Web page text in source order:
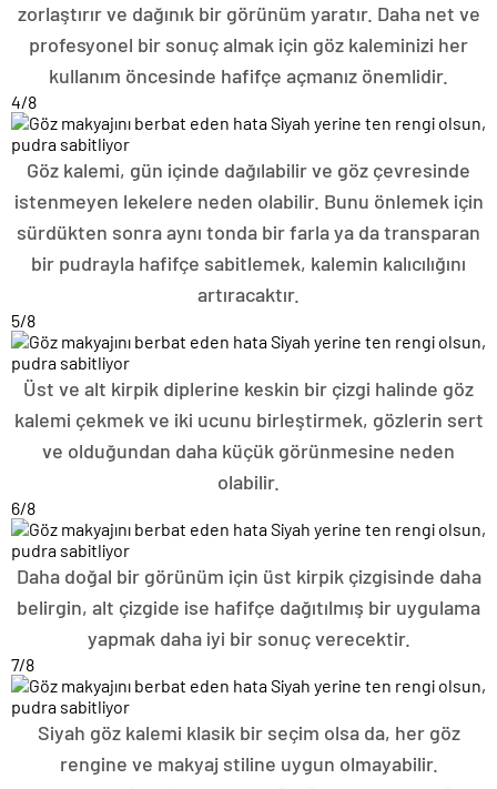
zorlaştırır ve dağınık bir görünüm yaratır. Daha net ve
profesyonel bir sonuç almak için göz kaleminizi her
kullanım öncesinde hafifçe açmanız önemlidir.
4/8
Göz kalemi, gün içinde dağılabilir ve göz çevresinde
istenmeyen lekelere neden olabilir. Bunu önlemek için
sürdükten sonra aynı tonda bir farla ya da transparan
bir pudrayla hafifçe sabitlemek, kalemin kalıcılığını
artıracaktır.
5/8
Üst ve alt kirpik diplerine keskin bir çizgi halinde göz
kalemi çekmek ve iki ucunu birleştirmek, gözlerin sert
ve olduğundan daha küçük görünmesine neden
olabilir.
6/8
Daha doğal bir görünüm için üst kirpik çizgisinde daha
belirgin, alt çizgide ise hafifçe dağıtılmış bir uygulama
yapmak daha iyi bir sonuç verecektir.
7/8
Siyah göz kalemi klasik bir seçim olsa da, her göz
rengine ve makyaj stiline uygun olmayabilir.